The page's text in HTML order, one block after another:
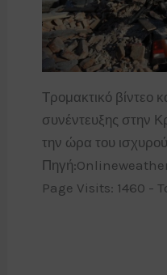
Τρομακτικό βίντεο
συνέντευξης στην
την ώρα του
Page Visits: 1460 -